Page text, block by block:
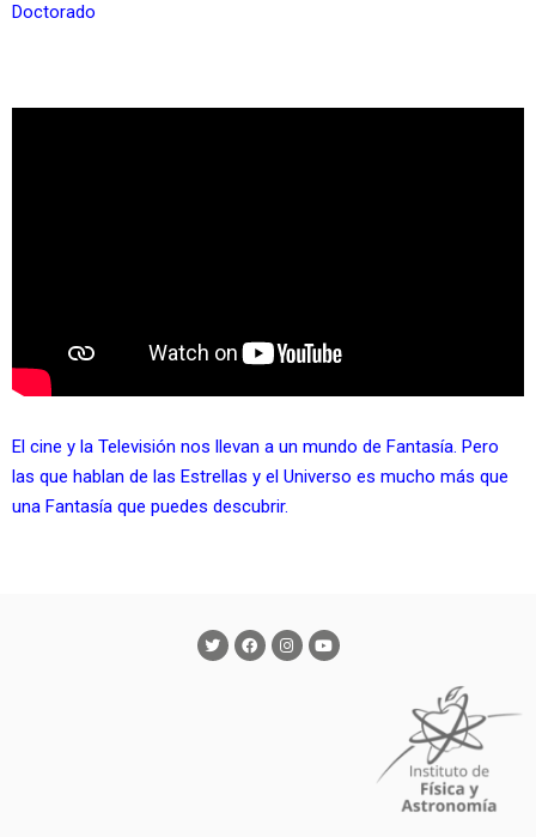
Doctorado
El cine y la Televisión nos llevan a un mundo de Fantasía. Pero
las que hablan de las Estrellas y el Universo es mucho más que
una Fantasía que puedes descubrir.